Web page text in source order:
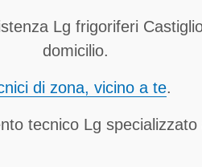
Lg frigoriferi
domicilio.
di zona, vicino a te.
tecnico Lg specializzato